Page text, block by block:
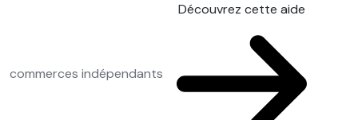
commerces indépendants
Découvrez cette aide